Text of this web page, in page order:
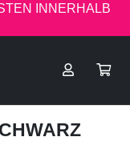
INNERHALB